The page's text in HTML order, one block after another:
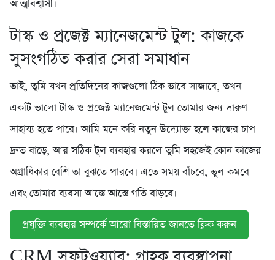
আত্মবিশ্বাসী।
টাস্ক ও প্রজেক্ট ম্যানেজমেন্ট টুল: কাজকে
সুসংগঠিত করার সেরা সমাধান
ভাই, তুমি যখন প্রতিদিনের কাজগুলো ঠিক ভাবে সাজাবে, তখন
একটি ভালো টাস্ক ও প্রজেক্ট ম্যানেজমেন্ট টুল তোমার জন্য দারুণ
সাহায্য হতে পারে। আমি মনে করি নতুন উদ্যোক্ত হলে কাজের চাপ
দ্রুত বাড়ে, আর সঠিক টুল ব্যবহার করলে তুমি সহজেই কোন কাজের
অগ্রাধিকার বেশি তা বুঝতে পারবে। এতে সময় বাঁচবে, ভুল কমবে
এবং তোমার ব্যবসা আস্তে আস্তে গতি বাড়বে।
প্রযুক্তি ব্যবহার সম্পর্কে আরো বিস্তারিত জানতে ক্লিক করুন